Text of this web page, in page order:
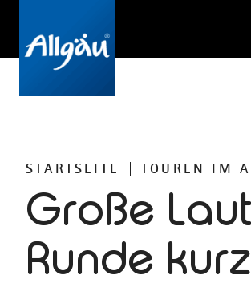
STARTSEITE TOUREN IM
Große
Runde